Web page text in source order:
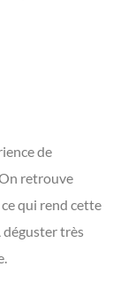
de
retrouve
qui rend cette
déguster très